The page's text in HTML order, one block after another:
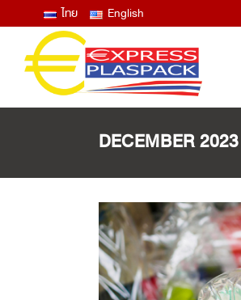
ไทย English
ฟิล์มซีลปิดฝาถา
ขึ้นฝ้าไอน้ำ
ฟิล์มบน ฟิล์มล่าง
ฟอร์ม
DECEMBER 2023